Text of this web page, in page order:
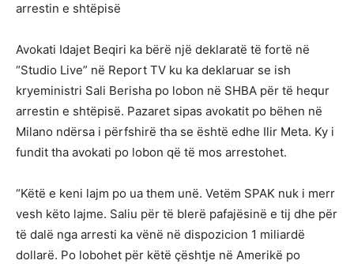
arrestin e shtëpisë
Avokati Idajet Beqiri ka bërë një deklaratë të fortë në
“Studio Live” në Report TV ku ka deklaruar se ish
kryeministri Sali Berisha po lobon në SHBA për të hequr
arrestin e shtëpisë. Pazaret sipas avokatit po bëhen në
Milano ndërsa i përfshirë tha se është edhe Ilir Meta. Ky i
fundit tha avokati po lobon që të mos arrestohet.
“Këtë e keni lajm po ua them unë. Vetëm SPAK nuk i merr
vesh këto lajme. Saliu për të blerë pafajësinë e tij dhe për
të dalë nga arresti ka vënë në dispozicion 1 miliardë
dollarë. Po lobohet për këtë çështje në Amerikë po